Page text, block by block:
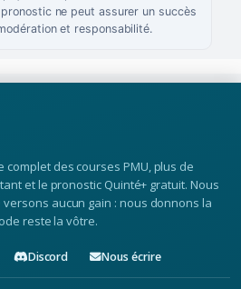
ne peut assurer un succès
et responsabilité.
des courses PMU, plus de
et le pronostic Quinté+ gratuit. Nous
aucun gain : nous donnons la
reste la vôtre.
Discord Nous écrire